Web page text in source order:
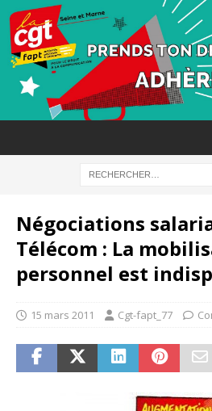
Négociations
Télécom : La
personnel est
15 mars 2011 Cgt-fapt_77